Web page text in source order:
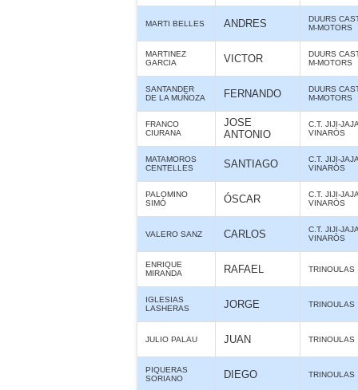
MARTI BELLES ANDRES
DUURS
M-MOTORS
MARTINEZ
GARCIA
VICTOR
DUURS
M-MOTORS
SANTANDER
DE LA MUÑOZA
FERNANDO
DUURS
M-MOTORS
FRANCO
CIURANA
JOSE
ANTONIO
C.T. JIJI-
VINARÒS
MATAMOROS
CENTELLES
SANTIAGO
C.T. JIJI-
VINARÒS
PALOMINO
SIMÓ
ÓSCAR
C.T. JIJI-
VINARÒS
VALERO SANZ CARLOS
C.T. JIJI-
VINARÒS
ENRIQUE
MIRANDA
RAFAEL TRINOULAS
IGLESIAS
LASHERAS
JORGE TRINOULAS
JULIO PALAU JUAN TRINOULAS
PIQUERAS
SORIANO
DIEGO TRINOULAS